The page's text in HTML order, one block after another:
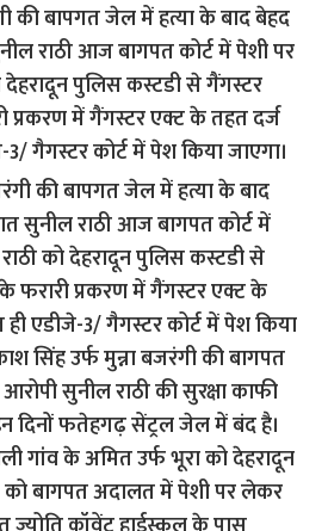
की बापगत जेल में हत्या के बाद बेहद
राठी आज बागपत कोर्ट में पेशी पर
पुलिस कस्टडी से गैंगस्टर
प्रकरण में गैंगस्टर एक्ट के तहत दर्ज
गैगस्टर कोर्ट में पेश किया जाएगा।